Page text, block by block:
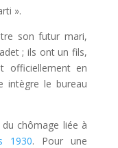
».
son futur mari,
; ils ont un fils,
officiellement en
intègre le bureau
chômage liée à
1930. Pour une